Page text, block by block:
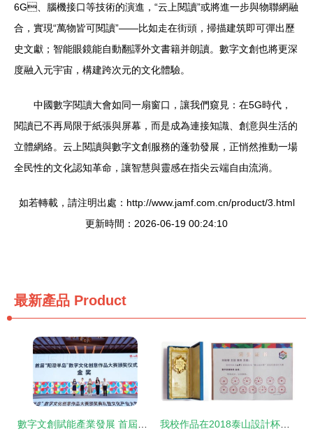
6G、腦機接口等技術的演進，“云上閱讀”或將進一步與物聯網融
合，實現“萬物皆可閱讀”——比如走在街頭，掃描建筑即可彈出歷
史文獻；智能眼鏡能自動翻譯外文書籍并朗讀。數字文創也將更深
度融入元宇宙，構建跨次元的文化體驗。
中國數字閱讀大會如同一扇窗口，讓我們窺見：在5G時代，
閱讀已不再局限于紙張與屏幕，而是成為連接知識、創意與生活的
立體網絡。云上閱讀與數字文創服務的蓬勃發展，正悄然推動一場
全民性的文化認知革命，讓智慧與靈感在指尖云端自由流淌。
如若轉載，請注明出處：http://www.jamf.com.cn/product/3.html
更新時間：2026-06-19 00:24:10
最新產品 Product